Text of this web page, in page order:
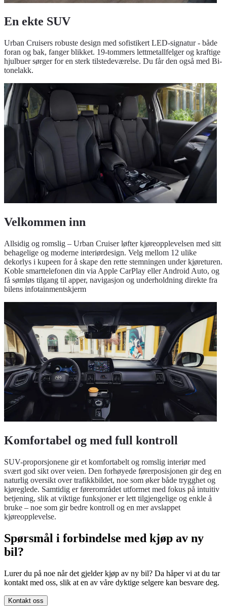
En ekte SUV
Urban Cruisers robuste design med sofistikert LED-signatur - både
foran og bak, fanger blikket. 19-tommers lettmetallfelger og kraftige
hjulbuer sørger for en sterk tilstedeværelse. Du får den også med Bi-
tonelakk.
Velkommen inn
Allsidig og romslig – Urban Cruiser løfter kjøreopplevelsen med sitt
behagelige og moderne interiørdesign. Velg mellom 12 ulike
dekorlys i kupeen for å skape den rette stemningen under kjøreturen.
Koble smarttelefonen din via Apple CarPlay eller Android Auto, og
få sømløs tilgang til apper, navigasjon og underholdning direkte fra
bilens infotainmentskjerm
Komfortabel og med full kontroll
SUV-proporsjonene gir et komfortabelt og romslig interiør med
svært god sikt over veien. Den forhøyede førerposisjonen gir deg en
naturlig oversikt over trafikkbildet, noe som øker både trygghet og
kjøreglede. Samtidig er førerområdet utformet med fokus på intuitiv
betjening, slik at viktige funksjoner er lett tilgjengelige og enkle å
bruke – noe som gir bedre kontroll og en mer avslappet
kjøreopplevelse.
Spørsmål i forbindelse med kjøp av ny
bil?
Lurer du på noe når det gjelder kjøp av ny bil? Da håper vi at du tar
kontakt med oss, slik at en av våre dyktige selgere kan besvare deg.
Kontakt oss